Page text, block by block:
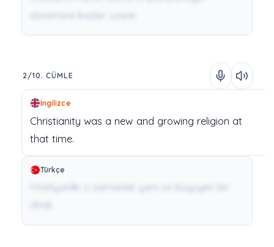
2/10. CÜMLE
İngilizce
Christianity was a new and growing religion at
that time.
Türkçe